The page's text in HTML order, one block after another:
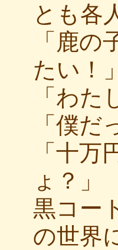
とも各
「鹿
たい！」
「わ
「僕
「十
ょ？」
黒コー
の世界